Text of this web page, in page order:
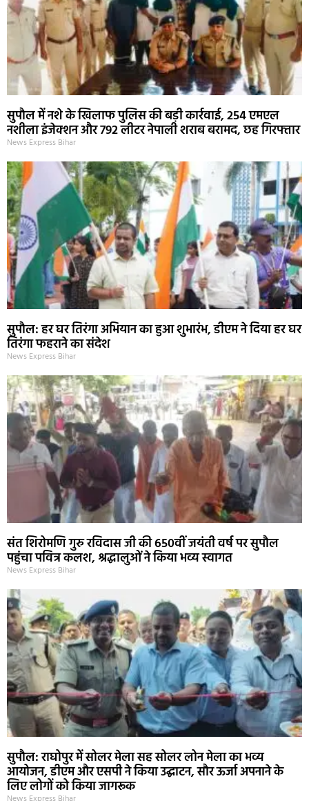
सुपौल में नशे के खिलाफ पुलिस की बड़ी कार्रवाई, 254 एमएल
नशीला इंजेक्शन और 792 लीटर नेपाली शराब बरामद, छह गिरफ्तार
News Express Bihar
सुपौल: हर घर तिरंगा अभियान का हुआ शुभारंभ, डीएम ने दिया हर घर
तिरंगा फहराने का संदेश
News Express Bihar
संत शिरोमणि गुरु रविदास जी की 650वीं जयंती वर्ष पर सुपौल
पहुंचा पवित्र कलश, श्रद्धालुओं ने किया भव्य स्वागत
News Express Bihar
सुपौल: राघोपुर में सोलर मेला सह सोलर लोन मेला का भव्य
आयोजन, डीएम और एसपी ने किया उद्घाटन, सौर ऊर्जा अपनाने के
लिए लोगों को किया जागरूक